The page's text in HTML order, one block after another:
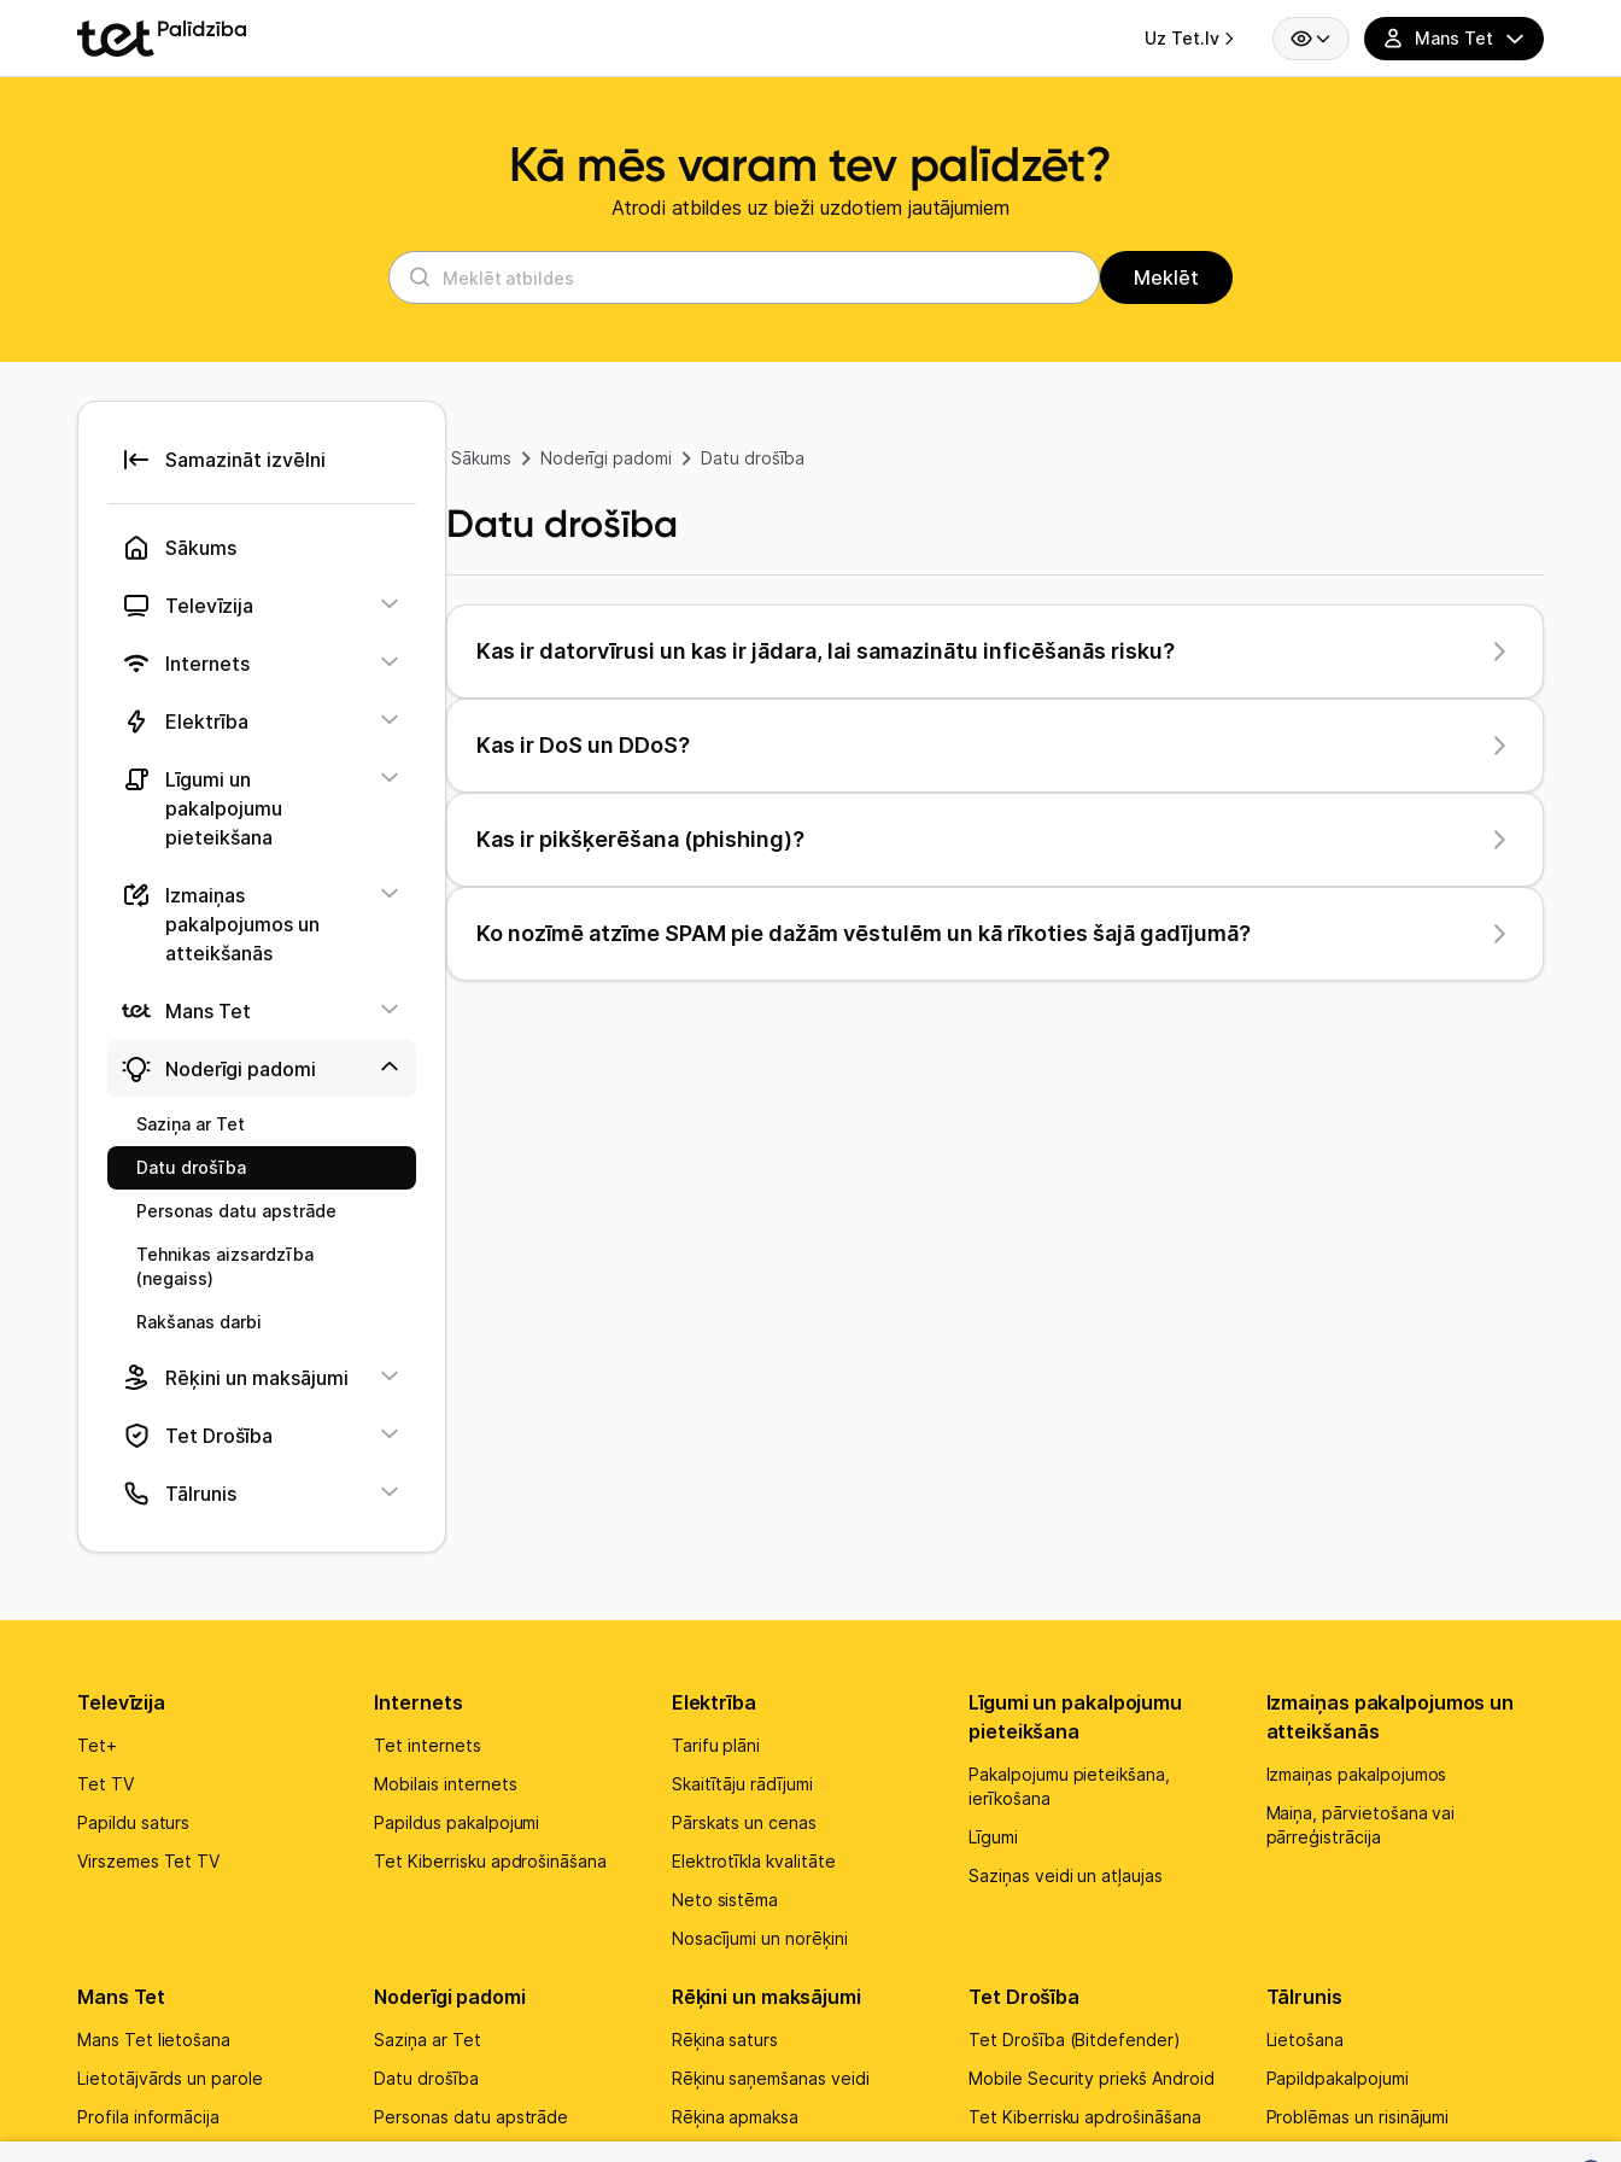
Uz Tet.lv
Kā mēs varam tev palīdzēt?
Atrodi atbildes uz bieži uzdotiem jautājumiem
Sākums Noderīgi padomi Datu drošība
Datu drošība
Televīzija
Tet+
Tet TV
Papildu saturs
Virszemes Tet TV
Internets
Tet internets
Mobilais internets
Papildus pakalpojumi
Tet Kiberrisku apdrošināšana
Elektrība
Tarifu plāni
Skaitītāju rādījumi
Pārskats un cenas
Elektrotīkla kvalitāte
Neto sistēma
Nosacījumi un norēķini
Līgumi un pakalpojumu
pieteikšana
Pakalpojumu pieteikšana,
ierīkošana
Līgumi
Saziņas veidi un atļaujas
Izmaiņas pakalpojumos un
atteikšanās
Izmaiņas pakalpojumos
Maiņa, pārvietošana vai
pārreģistrācija
Mans Tet
Mans Tet lietošana
Lietotājvārds un parole
Profila informācija
Noderīgi padomi
Saziņa ar Tet
Datu drošība
Personas datu apstrāde
Rēķini un maksājumi
Rēķina saturs
Rēķinu saņemšanas veidi
Rēķina apmaksa
Tet Drošība
Tet Drošība (Bitdefender)
Mobile Security priekš Android
Tet Kiberrisku apdrošināšana
Tālrunis
Lietošana
Papildpakalpojumi
Problēmas un risinājumi